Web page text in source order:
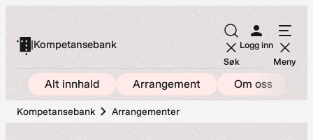
innhold
|Kompetansebank
Søk
Logg inn
Meny
Alt innhald Arrangement Om oss
Kompetansebank Arrangementer